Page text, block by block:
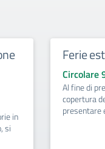
in
si
Ferie
Circolare
Al fine di
copertura